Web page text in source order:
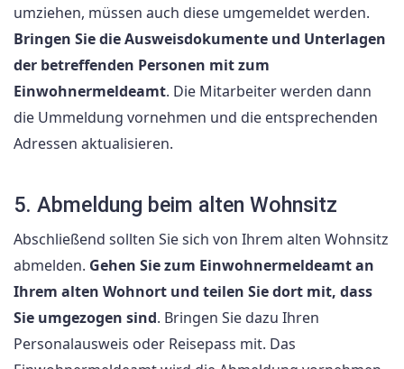
umziehen, müssen auch diese umgemeldet werden.
Bringen Sie die Ausweisdokumente und Unterlagen
der betreffenden Personen mit zum
Einwohnermeldeamt. Die Mitarbeiter werden dann
die Ummeldung vornehmen und die entsprechenden
Adressen aktualisieren.
5. Abmeldung beim alten Wohnsitz
Abschließend sollten Sie sich von Ihrem alten Wohnsitz
abmelden. Gehen Sie zum Einwohnermeldeamt an
Ihrem alten Wohnort und teilen Sie dort mit, dass
Sie umgezogen sind. Bringen Sie dazu Ihren
Personalausweis oder Reisepass mit. Das